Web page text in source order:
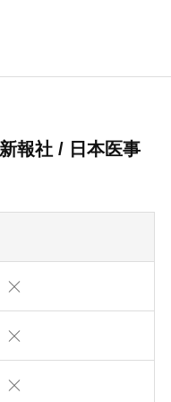
報社 / 日本医事